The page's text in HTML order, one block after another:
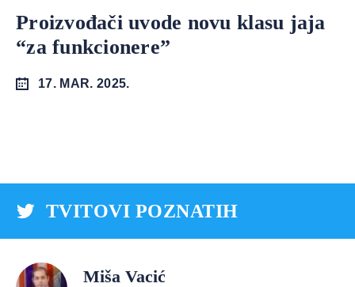
Proizvođači uvode novu klasu jaja
“za funkcionere”
17. MAR. 2025.
TVITOVI POZNATIH
Miša Vacić